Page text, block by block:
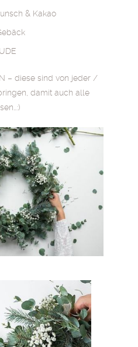
& Kakao
– diese sind von jeder /
damit auch alle